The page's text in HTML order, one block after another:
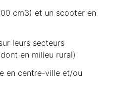
cm3) et un scooter en
leurs secteurs
en milieu rural)
en centre-ville et/ou